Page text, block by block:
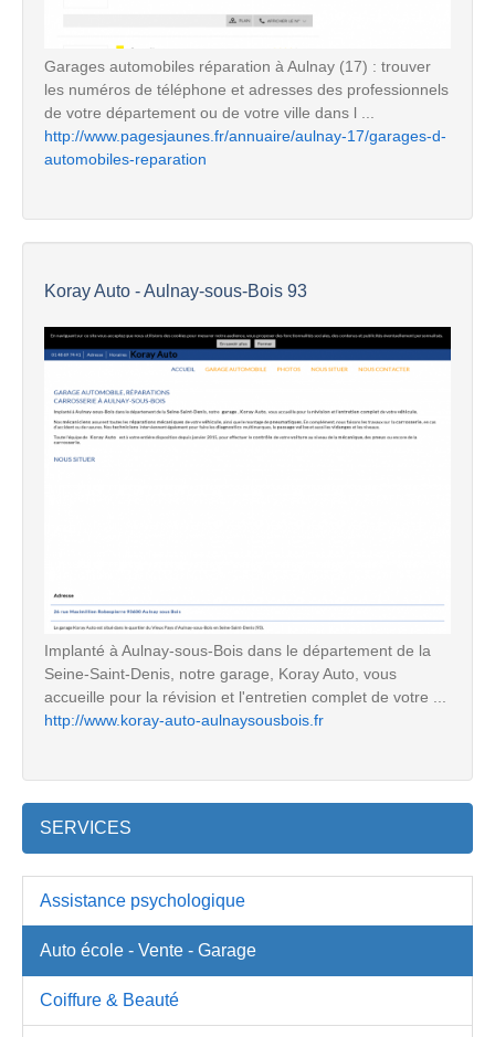
Garages automobiles réparation à Aulnay (17) : trouver
les numéros de téléphone et adresses des professionnels
de votre département ou de votre ville dans l ...
http://www.pagesjaunes.fr/annuaire/aulnay-17/garages-d-
automobiles-reparation
Koray Auto - Aulnay-sous-Bois 93
Implanté à Aulnay-sous-Bois dans le département de la
Seine-Saint-Denis, notre garage, Koray Auto, vous
accueille pour la révision et l'entretien complet de votre ...
http://www.koray-auto-aulnaysousbois.fr
SERVICES
Assistance psychologique
Auto école - Vente - Garage
Coiffure & Beauté